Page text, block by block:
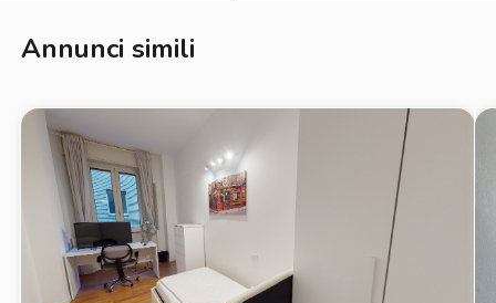
Annunci simili